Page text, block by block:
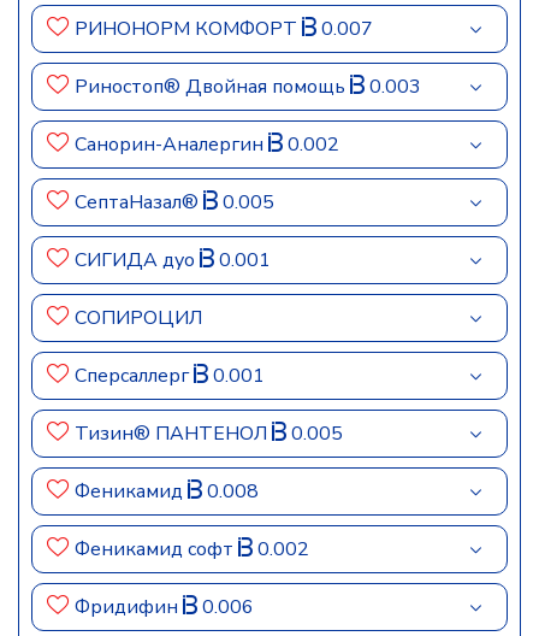
РИНОНОРМ КОМФОРТ 0.007
Риностоп® Двойная помощь 0.003
Санорин-Аналергин 0.002
СептаНазал® 0.005
СИГИДА дуо 0.001
СОПИРОЦИЛ
Сперсаллерг 0.001
Тизин® ПАНТЕНОЛ 0.005
Феникамид 0.008
Феникамид софт 0.002
Фридифин 0.006